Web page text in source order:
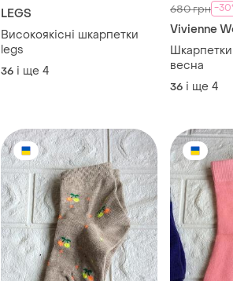
28 грн 0
Шкарпетки гладь р.37-
40(23-25) носки україна
29 грн
40(23-25)